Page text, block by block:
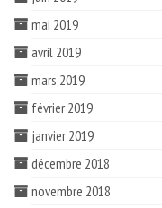
mai 2019
avril 2019
mars 2019
février 2019
janvier 2019
décembre 2018
novembre 2018